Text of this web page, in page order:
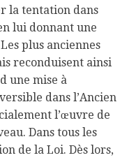
la tentation dans
lui donnant une
plus anciennes
reconduisent ainsi
une mise à
dans l’Ancien
l’œuvre de
Dans tous les
de la Loi. Dès lors,